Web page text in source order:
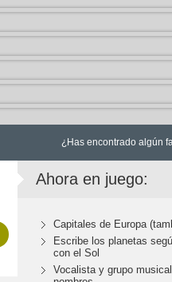
¿Has encontrado algún
Ahora en juego:
Capitales de Europa
Escribe los planetas
con el Sol
Vocalista y grupo